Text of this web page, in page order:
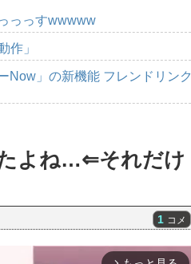
っっすwwwww
作」
Now」の新機能 フレンドリンク
たよね…⇐それだけ
1 コメ